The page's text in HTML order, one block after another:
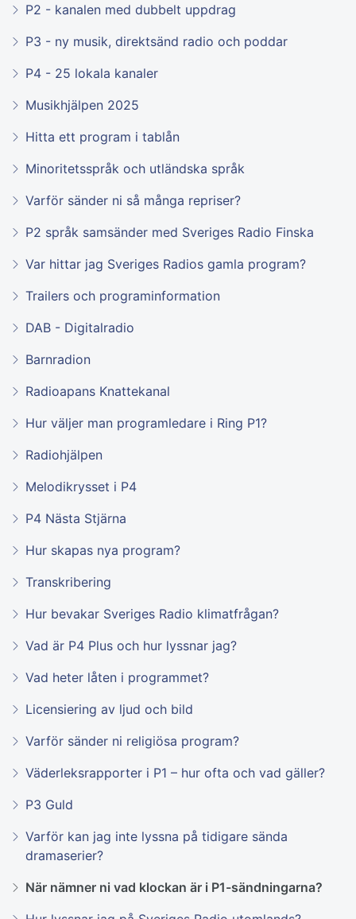
P2 - kanalen med dubbelt uppdrag
P3 - ny musik, direktsänd radio och poddar
P4 - 25 lokala kanaler
Musikhjälpen 2025
Hitta ett program i tablån
Minoritetsspråk och utländska språk
Varför sänder ni så många repriser?
P2 språk samsänder med Sveriges Radio Finska
Var hittar jag Sveriges Radios gamla program?
Trailers och programinformation
DAB - Digitalradio
Barnradion
Radioapans Knattekanal
Hur väljer man programledare i Ring P1?
Radiohjälpen
Melodikrysset i P4
P4 Nästa Stjärna
Hur skapas nya program?
Transkribering
Hur bevakar Sveriges Radio klimatfrågan?
Vad är P4 Plus och hur lyssnar jag?
Vad heter låten i programmet?
Licensiering av ljud och bild
Varför sänder ni religiösa program?
Väderleksrapporter i P1 – hur ofta och vad gäller?
P3 Guld
Varför kan jag inte lyssna på tidigare sända
dramaserier?
När nämner ni vad klockan är i P1-sändningarna?